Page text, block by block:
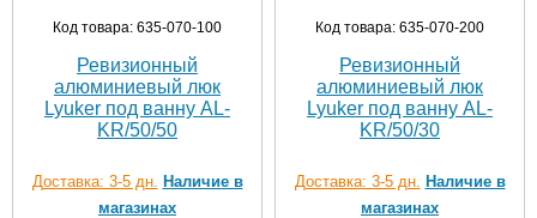
Код товара: 635-070-100
Ревизионный
алюминиевый люк
Lyuker под ванну AL-
KR/50/50
Доставка: 3-5 дн. Наличие в
магазинах
Код товара: 635-070-200
Ревизионный
алюминиевый люк
Lyuker под ванну AL-
KR/50/30
Доставка: 3-5 дн. Наличие в
магазинах